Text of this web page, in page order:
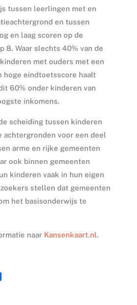
tussen leerlingen met en
en tussen
en laag scoren op de
8. Waar slechts 40% van de
met ouders met een
hoge eindtoetsscore haalt
60% onder kinderen van
inkomens.
scheiding tussen kinderen
achtergronden voor een deel
arme en rijke gemeenten
ook binnen gemeenten
kinderen vaak in hun eigen
stellen dat gemeenten
het basisonderwijs te
naar Kansenkaart.nl.
D